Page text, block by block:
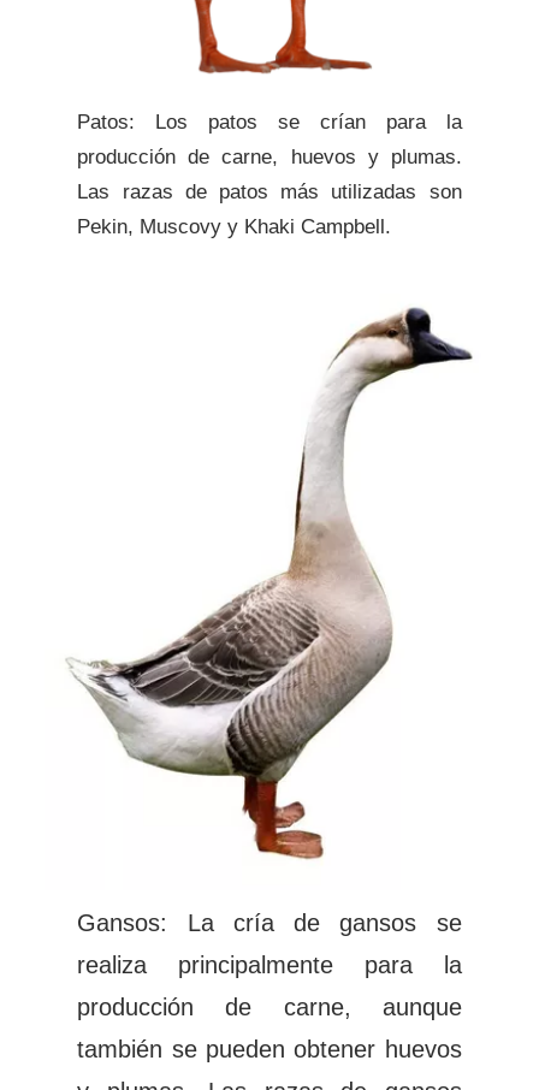
Patos: Los patos se crían para la
producción de carne, huevos y plumas.
Las razas de patos más utilizadas son
Pekin, Muscovy y Khaki Campbell.
Gansos: La cría de gansos se
realiza principalmente para la
producción de carne, aunque
también se pueden obtener huevos